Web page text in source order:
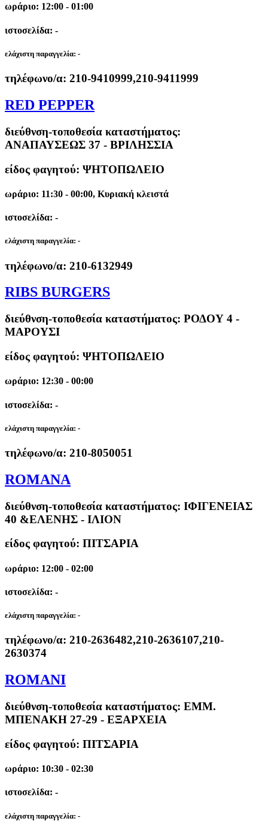
ωράριο: 12:00 - 01:00
ιστοσελίδα: -
ελάχιστη παραγγελία: -
τηλέφωνο/α: 210-9410999,210-9411999
RED PEPPER
διεύθνση-τοποθεσία καταστήματος:
ΑΝΑΠΑΥΣΕΩΣ 37 - ΒΡΙΛΗΣΣΙΑ
είδος φαγητού: ΨΗΤΟΠΩΛΕΙΟ
ωράριο: 11:30 - 00:00, Κυριακή κλειστά
ιστοσελίδα: -
ελάχιστη παραγγελία: -
τηλέφωνο/α: 210-6132949
RIBS BURGERS
διεύθνση-τοποθεσία καταστήματος: ΡΟΔΟΥ 4 -
ΜΑΡΟΥΣΙ
είδος φαγητού: ΨΗΤΟΠΩΛΕΙΟ
ωράριο: 12:30 - 00:00
ιστοσελίδα: -
ελάχιστη παραγγελία: -
τηλέφωνο/α: 210-8050051
ROMANA
διεύθνση-τοποθεσία καταστήματος: ΙΦΙΓΕΝΕΙΑΣ
40 &ΕΛΕΝΗΣ - ΙΛΙΟΝ
είδος φαγητού: ΠΙΤΣΑΡΙΑ
ωράριο: 12:00 - 02:00
ιστοσελίδα: -
ελάχιστη παραγγελία: -
τηλέφωνο/α: 210-2636482,210-2636107,210-
2630374
ROMANI
διεύθνση-τοποθεσία καταστήματος: ΕΜΜ.
ΜΠΕΝΑΚΗ 27-29 - ΕΞΑΡΧΕΙΑ
είδος φαγητού: ΠΙΤΣΑΡΙΑ
ωράριο: 10:30 - 02:30
ιστοσελίδα: -
ελάχιστη παραγγελία: -